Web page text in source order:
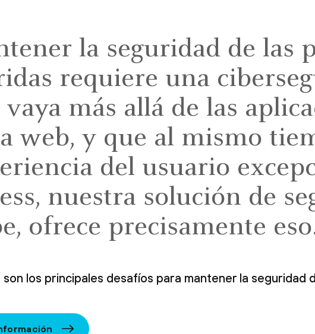
la seguridad de las
requiere una
vaya más allá de las
web, y que al mismo
del usuario
nuestra solución de
ofrece precisamente
son los principales desafíos para mantener la seguridad